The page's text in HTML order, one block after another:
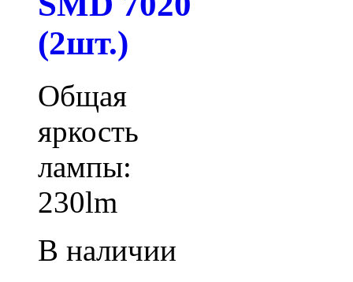
(2шт.)
Общая
яркость
лампы:
230lm
В наличии